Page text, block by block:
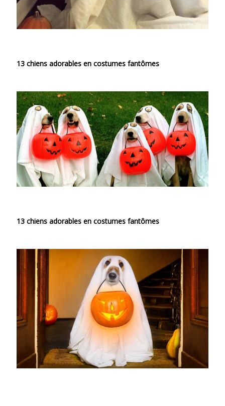
13 chiens adorables en costumes fantômes
13 chiens adorables en costumes fantômes